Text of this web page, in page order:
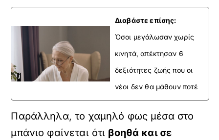
Διαβάστε επίσης:
Όσοι μεγάλωσαν χωρίς
κινητά, απέκτησαν 6
δεξιότητες ζωής που οι
νέοι δεν θα μάθουν ποτέ
Παράλληλα, το χαμηλό φως μέσα στο
μπάνιο φαίνεται ότι βοηθά και σε